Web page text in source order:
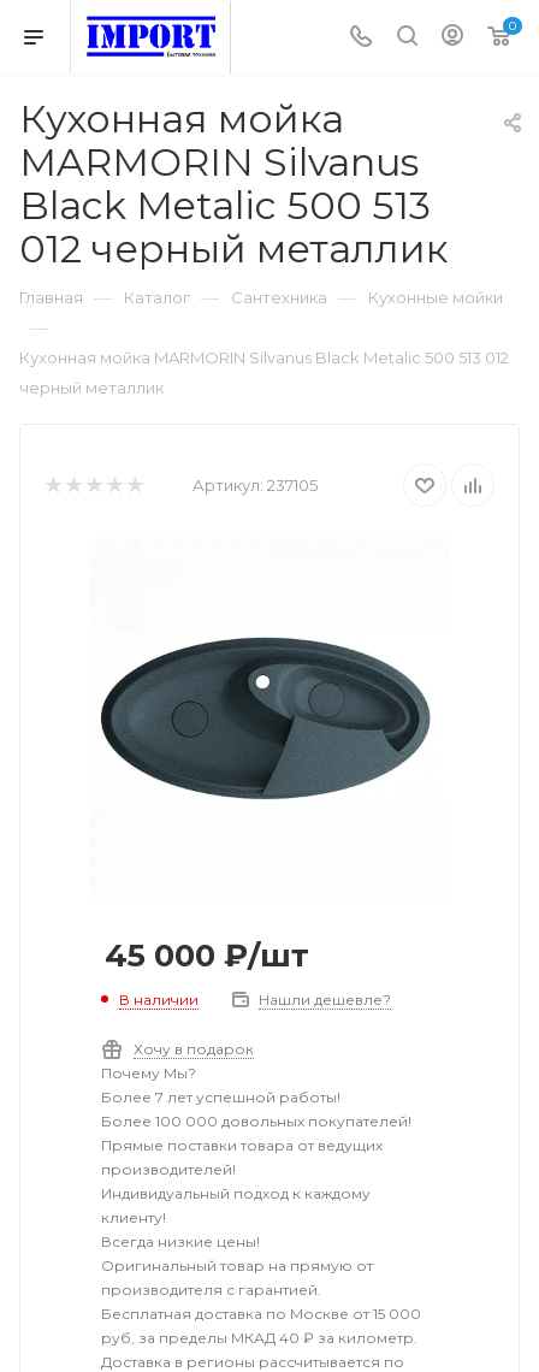
0
Кухонная мойка
MARMORIN Silvanus
Black Metalic 500 513
012 черный металлик
Главная — Каталог — Сантехника — Кухонные мойки
—
Кухонная мойка MARMORIN Silvanus Black Metalic 500 513 012
черный металлик
Артикул: 237105
45 000 ₽/шт
В наличии Нашли дешевле?
Хочу в подарок
Почему Мы?
Более 7 лет успешной работы!
Более 100 000 довольных покупателей!
Прямые поставки товара от ведущих
производителей!
Индивидуальный подход к каждому
клиенту!
Всегда низкие цены!
Оригинальный товар на прямую от
производителя с гарантией.
Бесплатная доставка по Москве от 15 000
руб, за пределы МКАД 40 ₽ за километр.
Доставка в регионы рассчитывается по